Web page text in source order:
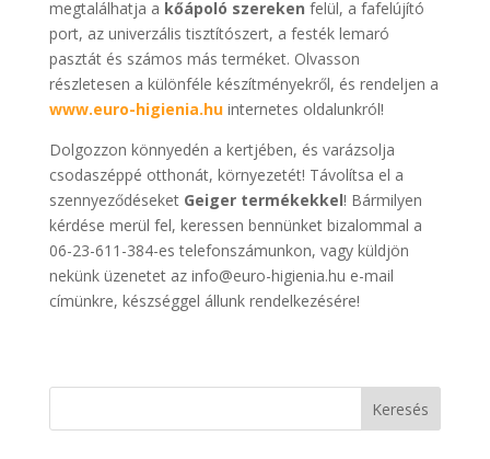
megtalálhatja a kőápoló szereken felül, a fafelújító
port, az univerzális tisztítószert, a festék lemaró
pasztát és számos más terméket. Olvasson
részletesen a különféle készítményekről, és rendeljen a
www.euro-higienia.hu internetes oldalunkról!
Dolgozzon könnyedén a kertjében, és varázsolja
csodaszéppé otthonát, környezetét! Távolítsa el a
szennyeződéseket Geiger termékekkel! Bármilyen
kérdése merül fel, keressen bennünket bizalommal a
06-23-611-384-es telefonszámunkon, vagy küldjön
nekünk üzenetet az info@euro-higienia.hu e-mail
címünkre, készséggel állunk rendelkezésére!